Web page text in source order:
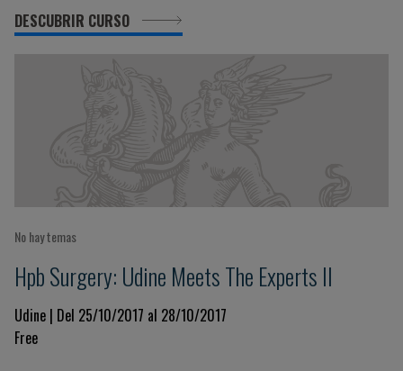
DESCUBRIR CURSO
No hay temas
Hpb Surgery: Udine Meets The Experts II
Udine | Del 25/10/2017 al 28/10/2017
Free